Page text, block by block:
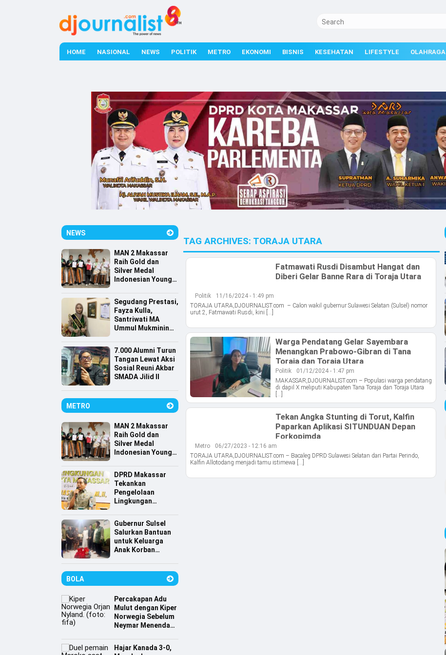
HOME NASIONAL NEWS POLITIK METRO EKONOMI BISNIS KESEHATAN LIFESTYLE OLAHRAGA
NEWS
MAN 2 Makassar
Raih Gold dan
Silver Medal
Indonesian Young
Segudang Prestasi,
Fayza Kulla,
Santriwati MA
Ummul Mukminin
Indonesia
7.000 Alumni Turun
Tangan Lewat Aksi
Sosial Reuni Akbar
SMADA Jilid II
METRO
MAN 2 Makassar
Raih Gold dan
Silver Medal
Indonesian Young
DPRD Makassar
Tekankan
Pengelolaan
Lingkungan
Sampah jadi
Perhatian Utama
Gubernur Sulsel
Salurkan Bantuan
untuk Keluarga
Anak Korban
BOLA
Percakapan Adu
Mulut dengan Kiper
Norwegia Sebelum
Neymar Menendang
Hajar Kanada 3-0,
TAG ARCHIVES: TORAJA UTARA
Fatmawati Rusdi Disambut Hangat dan
Diberi Gelar Banne Rara di Toraja Utara
Politik
11/16/2024 - 1:49 pm
TORAJA UTARA,DJOURNALIST.com – Calon wakil gubernur Sulawesi Selatan (Sulsel) nomor
urut 2, Fatmawati Rusdi, kini […]
Warga Pendatang Gelar Sayembara
Menangkan Prabowo-Gibran di Tana
Toraja dan Toraja Utara
Politik
01/12/2024 - 1:47 pm
MAKASSAR,DJOURNALIST.com – Populasi warga pendatang
di dapil X meliputi Kabupaten Tana Toraja dan Toraja Utara
[…]
Tekan Angka Stunting di Torut, Kalfin
Paparkan Aplikasi SITUNDUAN Depan
Forkopimda
Metro
06/27/2023 - 12:16 am
TORAJA UTARA,DJOURNALIST.com – Bacaleg DPRD Sulawesi Selatan dari Partai Perindo,
Kalfin Allotodang menjadi tamu istimewa […]